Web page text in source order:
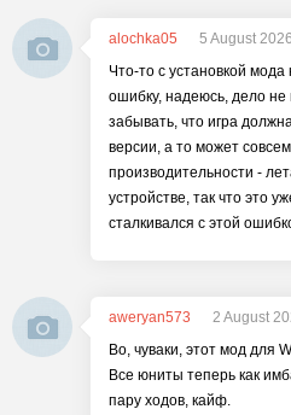
alochka05
5 August
Что-то с установкой
ошибку, надеюсь, дело
забывать, что игра
версии, а то может
производительности -
устройстве, так что это
сталкивался с этой
aweryan573
2 August
Во, чуваки, этот мод для
Все юниты теперь как
пару ходов, кайф.